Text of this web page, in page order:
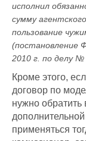
исполнил
сумму
пользование
(постановление
2010 г. по делу №
Кроме этого,
договор по
нужно
применяться